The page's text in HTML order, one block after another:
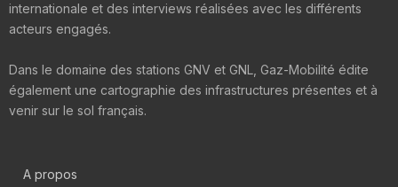
internationale et des interviews réalisées avec les différents
acteurs engagés.
Dans le domaine des stations GNV et GNL, Gaz-Mobilité édite
également une cartographie des infrastructures présentes et à
venir sur le sol français.
A propos